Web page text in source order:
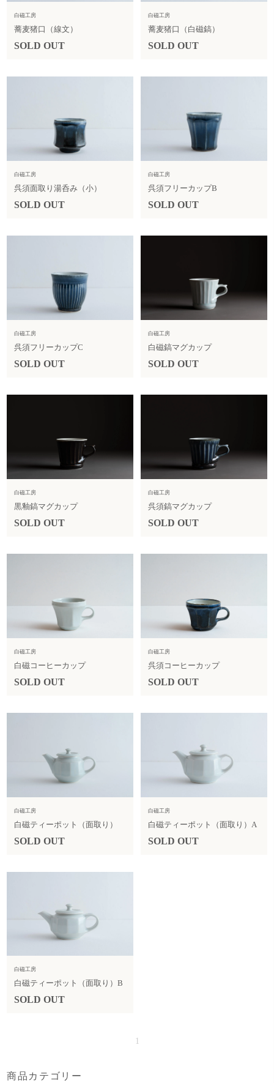
白磁工房
蕎麦猪口（線文）
SOLD OUT
白磁工房
蕎麦猪口（白磁鎬）
SOLD OUT
白磁工房
呉須面取り湯呑み（小）
SOLD OUT
白磁工房
呉須フリーカップB
SOLD OUT
白磁工房
呉須フリーカップC
SOLD OUT
白磁工房
白磁鎬マグカップ
SOLD OUT
白磁工房
黒釉鎬マグカップ
SOLD OUT
白磁工房
呉須鎬マグカップ
SOLD OUT
白磁工房
白磁コーヒーカップ
SOLD OUT
白磁工房
呉須コーヒーカップ
SOLD OUT
白磁工房
白磁ティーポット（面取り）
SOLD OUT
白磁工房
白磁ティーポット（面取り）A
SOLD OUT
白磁工房
白磁ティーポット（面取り）B
SOLD OUT
1
商品カテゴリー